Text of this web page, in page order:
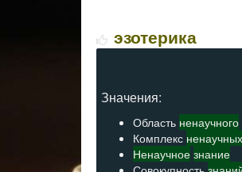
эзотерика
Значения:
Область ненаучного
Комплекс ненаучных
Ненаучное знание